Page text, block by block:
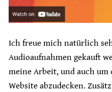
Ich freue mich natürlich
Audioaufnahmen gekauft
meine Arbeit, und auch um
Website abzudecken.